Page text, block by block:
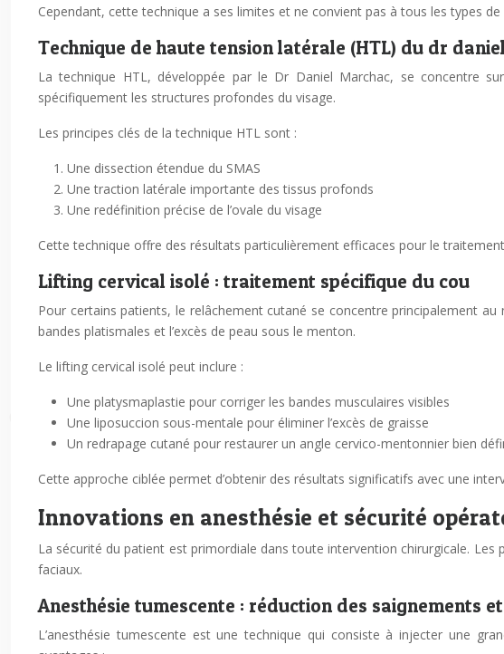
Cependant, cette technique a ses limites et ne convient pas à tous les types
Technique de haute tension latérale (HTL) du dr
La technique HTL, développée par le Dr Daniel Marchac, se concentre
spécifiquement les structures profondes du visage.
Les principes clés de la technique HTL sont :
Une dissection étendue du SMAS
Une traction latérale importante des tissus profonds
Une redéfinition précise de l’ovale du visage
Cette technique offre des résultats particulièrement efficaces pour le
Lifting cervical isolé : traitement spécifique du cou
Pour certains patients, le relâchement cutané se concentre principalement
bandes platismales et l’excès de peau sous le menton.
Le lifting cervical isolé peut inclure :
Une platysmaplastie pour corriger les bandes musculaires visibles
Une liposuccion sous-mentale pour éliminer l’excès de graisse
Un redrapage cutané pour restaurer un angle cervico-mentonnier bien
Cette approche ciblée permet d’obtenir des résultats significatifs avec une
Innovations en anesthésie et sécurité
La sécurité du patient est primordiale dans toute intervention chirurgicale.
faciaux.
Anesthésie tumescente : réduction des saignements
L’anesthésie tumescente est une technique qui consiste à injecter une